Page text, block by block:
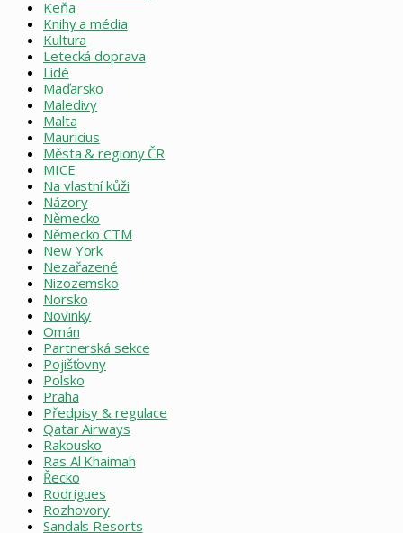
Keňa
Knihy a média
Kultura
Letecká doprava
Lidé
Maďarsko
Maledivy
Malta
Mauricius
Města & regiony ČR
MICE
Na vlastní kůži
Názory
Německo
Německo CTM
New York
Nezařazené
Nizozemsko
Norsko
Novinky
Omán
Partnerská sekce
Pojišťovny
Polsko
Praha
Předpisy & regulace
Qatar Airways
Rakousko
Ras Al Khaimah
Řecko
Rodrigues
Rozhovory
Sandals Resorts